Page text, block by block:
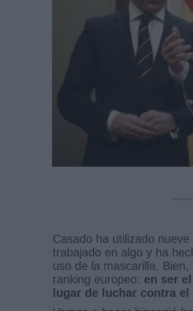
Casado ha utilizado
trabajado en algo y ha
uso de la mascarilla.
ranking europeo: en ser
lugar de luchar contra